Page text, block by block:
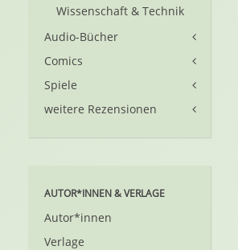
Wissenschaft & Technik
Audio-Bücher
Comics
Spiele
weitere Rezensionen
AUTOR*INNEN & VERLAGE
Autor*innen
Verlage